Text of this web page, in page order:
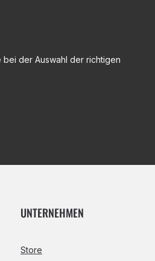
der Auswahl der richtigen
UNTERNEHMEN
Store